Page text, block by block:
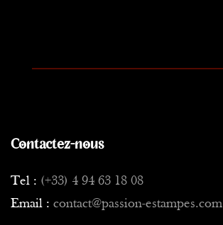
Contactez-nous
Tel : (+33) 4 94 63 18 08
Email : contact@passion-estampes.com